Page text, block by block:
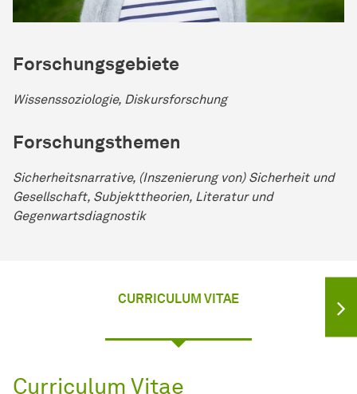
Forschungsgebiete
Wissenssoziologie, Diskursforschung
Forschungsthemen
Sicherheitsnarrative, (Inszenierung von) Sicherheit und
Gesellschaft, Subjekttheorien, Literatur und
Gegenwartsdiagnostik
CURRICULUM VITAE
Curriculum Vitae